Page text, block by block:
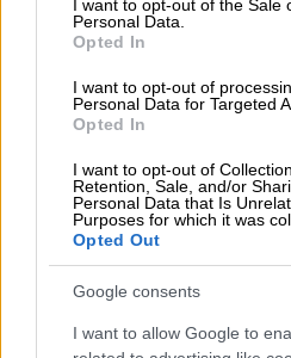
I want to opt-out of the Sale
Personal Data.
Opted In
I want to opt-out of
Personal Data for Targeted
Opted In
I want to opt-out of
Retention, Sale, and/or
Personal Data that Is
Purposes for which it was
Opted Out
Google consents
I want to allow Google to
τους, δεδοµένου ότι
των κατοίκων της χώρας
των µαζικών µέσων
διενεργείται το 50%
δράσεων.
Παράλληλα, στο
έχουν µπει άλλες πέντε
περιοχές (Δελφοί,
κεντρικό Ζαγόρι, πόλη
διερευνηθεί, µεταξύ